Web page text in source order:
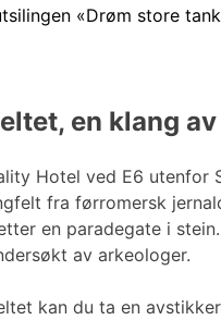
«Drøm store
en klang
Hotel ved E6 utenfor
fra førromersk
en paradegate i
av arkeologer.
kan du ta en